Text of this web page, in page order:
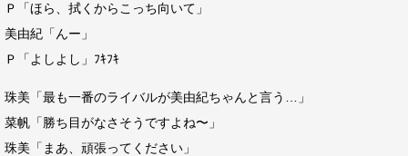
Ｐ「ほら、拭くからこっち向いて」
美由紀「んー」
Ｐ「よしよし」ﾌｷﾌｷ
珠美「最も一番のライバルが美由紀ちゃんと言う…」
菜帆「勝ち目がなさそうですよね〜」
珠美「まあ、頑張ってください」